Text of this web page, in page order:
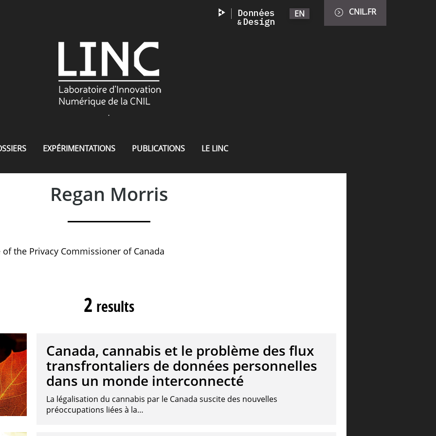
EN CNIL.FR
.
EXPÉRIMENTATIONS PUBLICATIONS LE LINC
Regan Morris
the Privacy Commissioner of Canada
2 results
Canada, cannabis et le problème des flux
transfrontaliers de données personnelles
dans un monde interconnecté
La légalisation du cannabis par le Canada suscite des nouvelles
préoccupations liées à la…